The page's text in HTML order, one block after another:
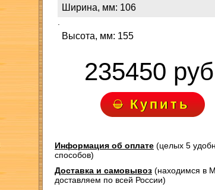
Ширина, мм: 106
Высота, мм: 155
235450
Купить
Информация об оплате (целых 5
способов)
Доставка и самовывоз (находимся в
доставляем по всей России)